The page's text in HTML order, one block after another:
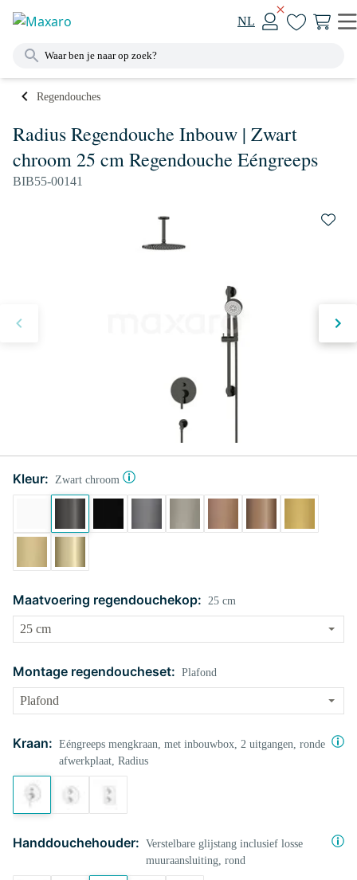
NL
Regendouches
Radius Regendouche Inbouw | Zwart
chroom 25 cm Regendouche Eéngreeps
BIB55-00141
Kleur: Zwart chroom
Maatvoering regendouchekop: 25 cm
Montage regendoucheset: Plafond
Kraan: Eéngreeps mengkraan, met inbouwbox, 2 uitgangen, ronde
afwerkplaat, Radius
Handdouchehouder: Verstelbare glijstang inclusief losse
muuraansluiting, rond